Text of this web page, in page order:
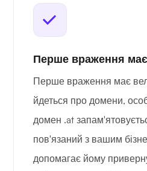
Перше враження
Перше враження має
йдеться про домени,
домен .at
пов'язаний з вашим
допомагає йому